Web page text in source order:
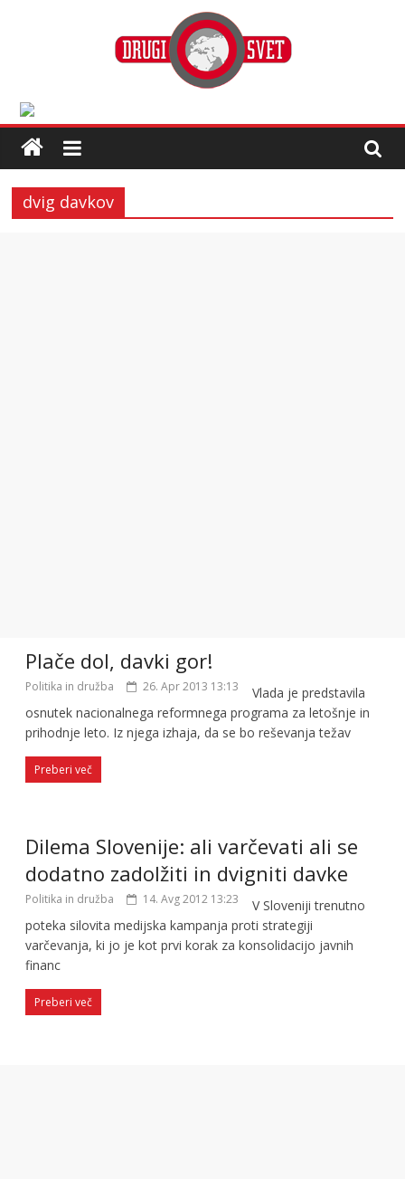
dvig davkov
Plače dol, davki gor!
Politika in družba 26. Apr 2013 13:13
Vlada je predstavila
osnutek nacionalnega reformnega programa za letošnje in
prihodnje leto. Iz njega izhaja, da se bo reševanja težav
Preberi več
Dilema Slovenije: ali varčevati ali se
dodatno zadolžiti in dvigniti davke
Politika in družba 14. Avg 2012 13:23
V Sloveniji trenutno
poteka silovita medijska kampanja proti strategiji
varčevanja, ki jo je kot prvi korak za konsolidacijo javnih
financ
Preberi več